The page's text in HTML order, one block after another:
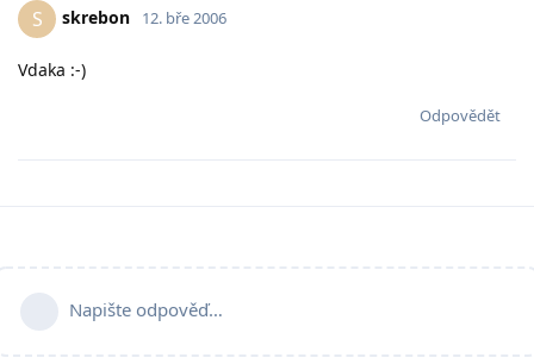
S skrebon 12. bře 2006
Vdaka :-)
Odpovědět
Napište odpověď…